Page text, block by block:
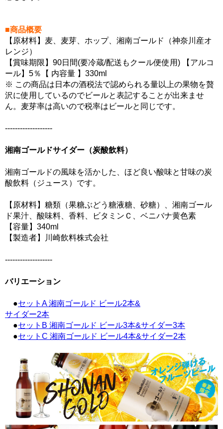
■商品概要
【原材料】麦、麦芽、ホップ、湘南ゴールド（神奈川産オ
レンジ）
【賞味期限】90日間(要冷蔵/配送もクール便使用) 【アルコ
ール】5％【 内容量 】330ml
※ この商品は日本の酒税法で認められる量以上の果物を贅
沢に使用しているのでビールと表記することが出来ませ
ん。麦芽率は高いので税率はビールと同じです。
-------------------
湘南ゴールドサイダー（炭酸飲料）
湘南ゴールドの風味を活かした、ほど良い酸味と甘味の炭
酸飲料（ジュース）です。
【原材料】糖類（果糖ぶどう糖液糖、砂糖）、湘南ゴール
ド果汁、酸味料、香料、ビタミンＣ、ベニバナ黄色素
【容量】340ml
【製造者】川崎飲料株式会社
-------------------
バリエーション
●セットA 湘南ゴールド ビール2本&
サイダー2本
●セットB 湘南ゴールド ビール3本&サイダー3本
●セットC 湘南ゴールド ビール4本&サイダー2本